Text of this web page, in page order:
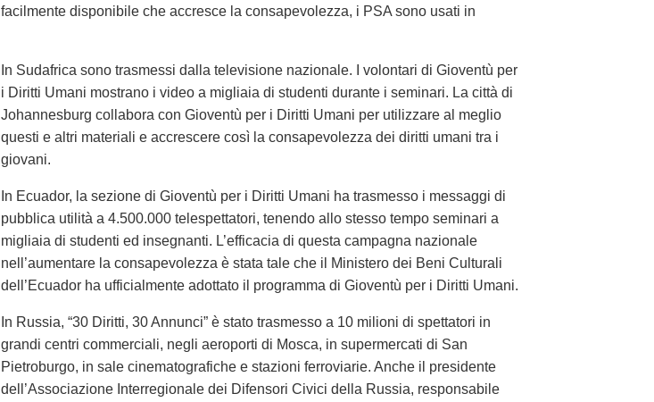
facilmente disponibile che accresce la consapevolezza, i PSA sono usati in
In Sudafrica sono trasmessi dalla televisione nazionale. I volontari di Gioventù per
i Diritti Umani mostrano i video a migliaia di studenti durante i seminari. La città di
Johannesburg collabora con Gioventù per i Diritti Umani per utilizzare al meglio
questi e altri materiali e accrescere così la consapevolezza dei diritti umani tra i
giovani.
In Ecuador, la sezione di Gioventù per i Diritti Umani ha trasmesso i messaggi di
pubblica utilità a 4.500.000 telespettatori, tenendo allo stesso tempo seminari a
migliaia di studenti ed insegnanti. L’efficacia di questa campagna nazionale
nell’aumentare la consapevolezza è stata tale che il Ministero dei Beni Culturali
dell’Ecuador ha ufficialmente adottato il programma di Gioventù per i Diritti Umani.
In Russia, “30 Diritti, 30 Annunci” è stato trasmesso a 10 milioni di spettatori in
grandi centri commerciali, negli aeroporti di Mosca, in supermercati di San
Pietroburgo, in sale cinematografiche e stazioni ferroviarie. Anche il presidente
dell’Associazione Interregionale dei Difensori Civici della Russia, responsabile